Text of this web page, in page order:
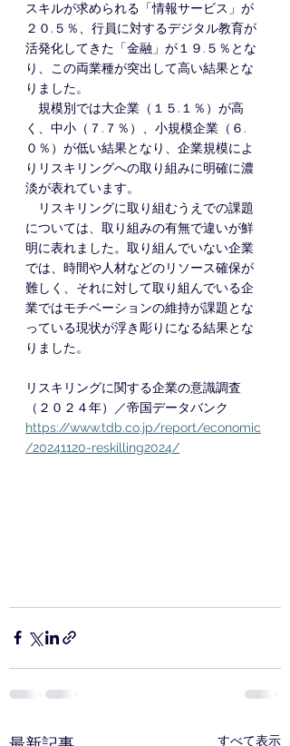
スキルが求められる「情報サービス」が
２０.５％、行員に対するデジタル教育が
活発化してきた「金融」が１９.５％とな
り、この両業種が突出して高い結果とな
りました。
規模別では大企業（１５.１％）が高
く、中小（７.７％）、小規模企業（６.
０％）が低い結果となり、企業規模によ
りリスキリングへの取り組みに明確に濃
淡が表れています。
リスキリングに取り組むうえでの課題
については、取り組みの有無で違いが鮮
明に表れました。取り組んでいない企業
では、時間や人材などのリソース確保が
難しく、それに対して取り組んでいる企
業ではモチベーションの維持が課題とな
っている現状が浮き彫りになる結果とな
りました。
リスキリングに関する企業の意識調査
（２０２４年）／帝国データバンク
https://www.tdb.co.jp/report/economic
/20241120-reskilling2024/
すべて表示